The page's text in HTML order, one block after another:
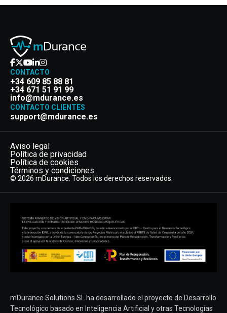
CONTACTO
+34 609 85 88 81
+34 671 51 91 99
info@mdurance.es
CONTACTO CLIENTES
support@mdurance.es
Aviso legal
Política de privacidad
Política de cookies
Términos y condiciones
© 2026 mDurance. Todos los derechos reservados.
mDurance Solutions SL ha desarrollado el proyecto de Desarrollo
Tecnológico basado en Inteligencia Artificial y otras Tecnologías